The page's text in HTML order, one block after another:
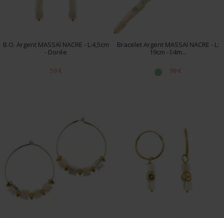
B.O. Argent MASSAÏ NACRE - L:4,5cm
- Dorée
59 €
Bracelet Argent MASSAÏ NACRE - L:
19cm - l:4m...
99 €